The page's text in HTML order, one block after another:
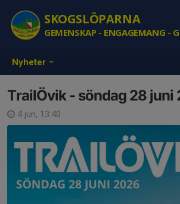
Nyheter
SKOGSLÖPARNA
GEMENSKAP - ENGAGEMANG -
TrailÖvik - söndag 28 juni
4 jun, 13:40